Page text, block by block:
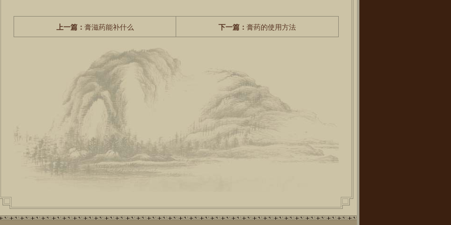
上一篇： 膏滋药能补什么 下一篇：膏药的使用方法